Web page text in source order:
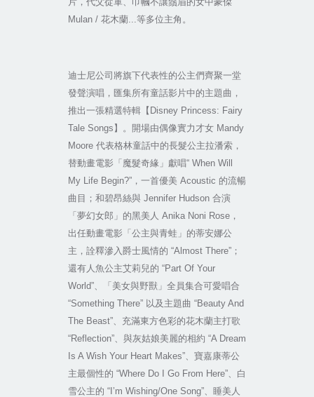
Mulan / 花木蘭...等多位主角。
迪士尼公司將旗下代表性的公主們齊聚一堂
發聲演唱，匯集所有童話影片中的主題曲，
推出一張精選特輯【 Disney Princess: Fairy
Tale Songs 】。開場由偶像實力才女 Mandy
Moore 代表格林童話中的長髮公主拉潘索，
替動畫電影「魔髮奇緣」獻唱“ When Will
My Life Begin?”，一首優美 Acoustic 的流暢
曲目；和碧昂絲與 Jennifer Hudson 合演
「夢幻女郎」的黑美人 Anika Noni Rose，
出任動畫電影「公主與青蛙」的蒂安娜公
主，詮釋滲入爵士風情的 “Almost There”；
還有人魚公主艾莉兒的 “Part Of Your
World”、「美女與野獸」全員集合可愛唱合
“Something There” 以及主題曲 “Beauty And
The Beast”、充滿東方色彩的花木蘭主打歌
“Reflection”、與灰姑娘美麗的相約 “A Dream
Is A Wish Your Heart Makes”、寶嘉康蒂公
主最個性的 “Where Do I Go From Here”、白
雪公主的 “I’m Wishing/One Song”、睡美人